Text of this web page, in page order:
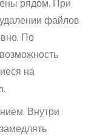
рядом. При
файлов
По
на
Внутри